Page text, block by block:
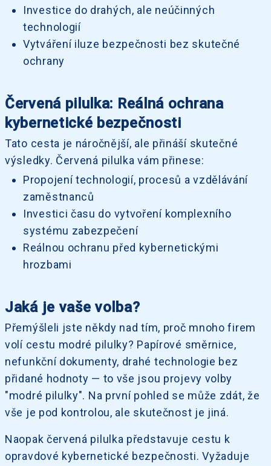
Investice do drahých, ale neúčinných
technologií
Vytváření iluze bezpečnosti bez skutečné
ochrany
Červená pilulka: Reálná ochrana
kybernetické bezpečnosti
Tato cesta je náročnější, ale přináší skutečné
výsledky. Červená pilulka vám přinese:
Propojení technologií, procesů a vzdělávání
zaměstnanců
Investici času do vytvoření komplexního
systému zabezpečení
Reálnou ochranu před kybernetickými
hrozbami
Jaká je vaše volba?
Přemýšleli jste někdy nad tím, proč mnoho firem
volí cestu modré pilulky? Papírové směrnice,
nefunkční dokumenty, drahé technologie bez
přidané hodnoty — to vše jsou projevy volby
"modré pilulky". Na první pohled se může zdát, že
vše je pod kontrolou, ale skutečnost je jiná.
Naopak červená pilulka představuje cestu k
opravdové kybernetické bezpečnosti. Vyžaduje